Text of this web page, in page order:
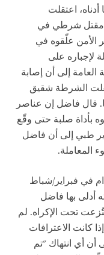
اعتقلت
مقتل شرطي في
عناصر الأمن علّقوه في
لإجباره على
إلى أن إصابة
الشرطة شقيق
قال فاضل إن عناصر
بأداة صلبة حتى وقّع
طبي إلى أن فاضل
المعاملة.
في فبراير/شباط
أدلى بها فاضل
تحت الإكراه. لم
كانت الاعترافات
أن أي انتهاك "تم